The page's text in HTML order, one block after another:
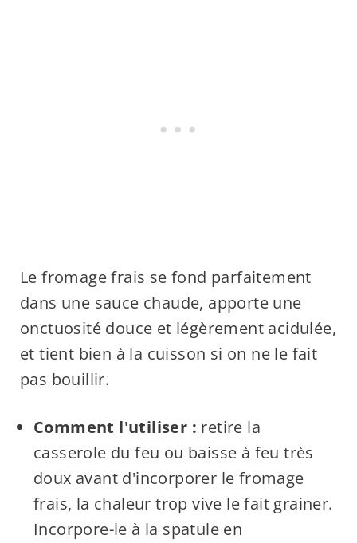
Le fromage frais se fond parfaitement
dans une sauce chaude, apporte une
onctuosité douce et légèrement acidulée,
et tient bien à la cuisson si on ne le fait
pas bouillir.
Comment l'utiliser : retire la
casserole du feu ou baisse à feu très
doux avant d'incorporer le fromage
frais, la chaleur trop vive le fait grainer.
Incorpore-le à la spatule en